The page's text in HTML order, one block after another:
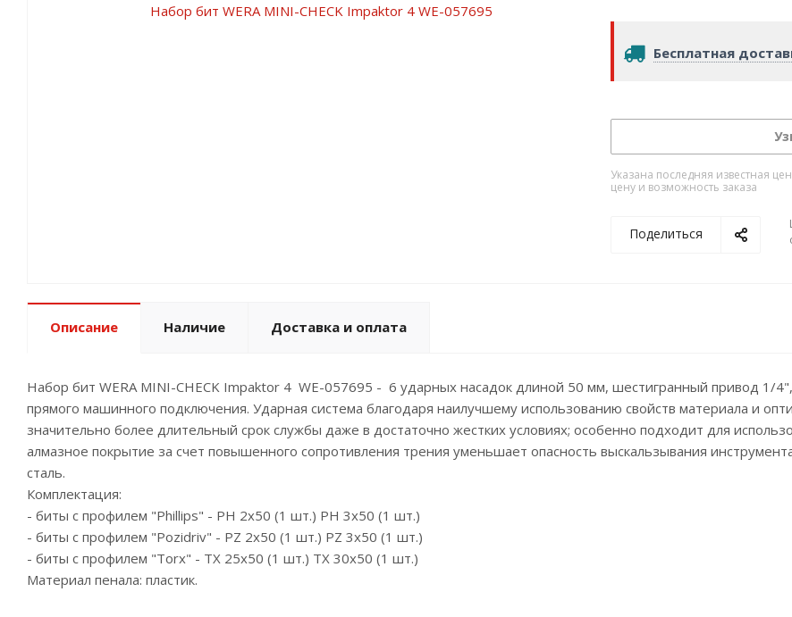
Бесплатная
Указана последняя известная
цену и возможность заказа
Поделиться
Описание Наличие Доставка и оплата
Набор бит WERA MINI-CHECK Impaktor 4 WE-057695 - 6 ударных насадок длиной 50 мм, шестигранный привод 1/
прямого машинного подключения. Ударная система благодаря наилучшему использованию свойств материала и
значительно более длительный срок службы даже в достаточно жестких условиях; особенно подходит для
алмазное покрытие за счет повышенного сопротивления трения уменьшает опасность выскальзывания
сталь.
Комплектация:
- биты с профилем "Phillips" - PH 2x50 (1 шт.) PH 3x50 (1 шт.)
- биты с профилем "Pozidriv" - PZ 2x50 (1 шт.) PZ 3x50 (1 шт.)
- биты с профилем "Torx" - TX 25x50 (1 шт.) TX 30x50 (1 шт.)
Материал пенала: пластик.